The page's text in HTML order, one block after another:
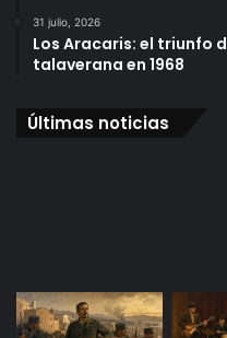
31 julio, 2026
Los Aracaris: el triunfo
talaverana en 1968
Últimas noticias